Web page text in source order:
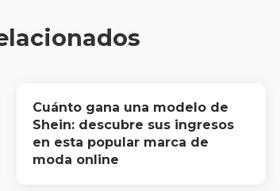
Cuánto gana una modelo de
Shein: descubre sus ingresos
en esta popular marca de
moda online